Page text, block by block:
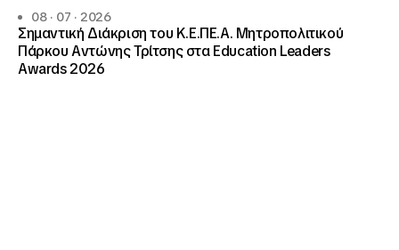
08 · 07 · 2026
Σημαντική Διάκριση του Κ.Ε.ΠΕ.Α. Μητροπολιτικού
Πάρκου Αντώνης Τρίτσης στα Education Leaders
Awards 2026